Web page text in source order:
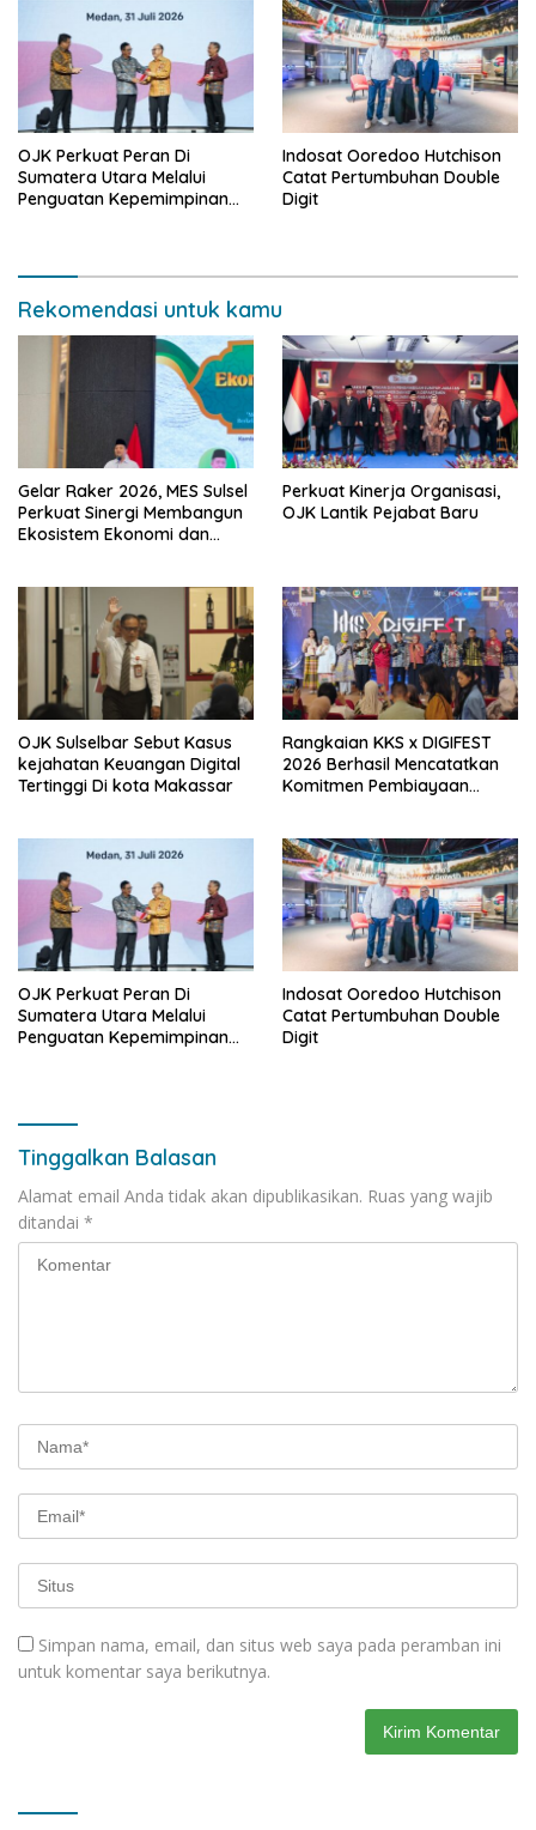
OJK Perkuat Peran Di
Sumatera Utara Melalui
Penguatan Kepemimpinan
Indosat Ooredoo Hutchison
Catat Pertumbuhan Double
Digit
Rekomendasi untuk kamu
Gelar Raker 2026, MES Sulsel
Perkuat Sinergi Membangun
Ekosistem Ekonomi dan
Perkuat Kinerja Organisasi,
OJK Lantik Pejabat Baru
OJK Sulselbar Sebut Kasus
kejahatan Keuangan Digital
Tertinggi Di kota Makassar
Rangkaian KKS x DIGIFEST
2026 Berhasil Mencatatkan
Komitmen Pembiayaan
OJK Perkuat Peran Di
Sumatera Utara Melalui
Penguatan Kepemimpinan
Indosat Ooredoo Hutchison
Catat Pertumbuhan Double
Digit
Tinggalkan Balasan
Alamat email Anda tidak akan dipublikasikan. Ruas yang wajib
ditandai *
Simpan nama, email, dan situs web saya pada peramban ini
untuk komentar saya berikutnya.